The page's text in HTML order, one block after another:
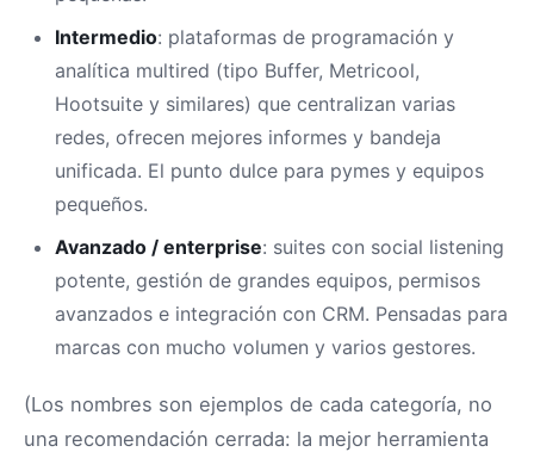
Intermedio: plataformas de programación y
analítica multired (tipo Buffer, Metricool,
Hootsuite y similares) que centralizan varias
redes, ofrecen mejores informes y bandeja
unificada. El punto dulce para pymes y equipos
pequeños.
Avanzado / enterprise: suites con social listening
potente, gestión de grandes equipos, permisos
avanzados e integración con CRM. Pensadas para
marcas con mucho volumen y varios gestores.
(Los nombres son ejemplos de cada categoría, no
una recomendación cerrada: la mejor herramienta